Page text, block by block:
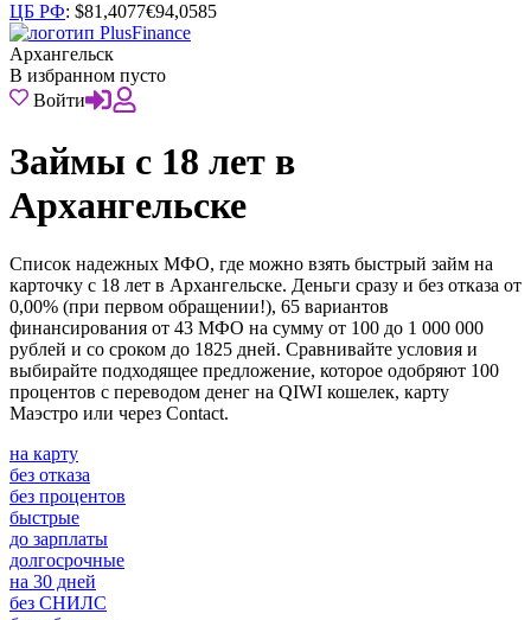
ЦБ РФ: $81,4077€94,0585
Архангельск
В избранном пусто
Войти
Займы с 18 лет в
Архангельске
Список надежных МФО, где можно взять быстрый займ на
карточку с 18 лет в Архангельске. Деньги сразу и без отказа от
0,00% (при первом обращении!), 65 вариантов
финансирования от 43 МФО на сумму от 100 до 1 000 000
рублей и со сроком до 1825 дней. Сравнивайте условия и
выбирайте подходящее предложение, которое одобряют 100
процентов с переводом денег на QIWI кошелек, карту
Маэстро или через Contact.
на карту
без отказа
без процентов
быстрые
до зарплаты
долгосрочные
на 30 дней
без СНИЛС